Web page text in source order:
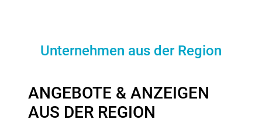
Unternehmen aus der Region